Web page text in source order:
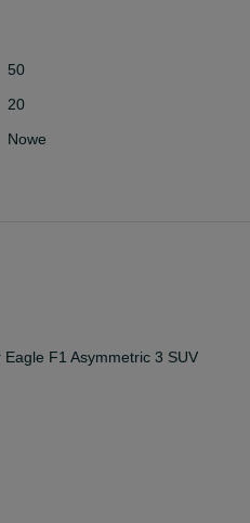
50
20
Nowe
F1 Asymmetric 3 SUV